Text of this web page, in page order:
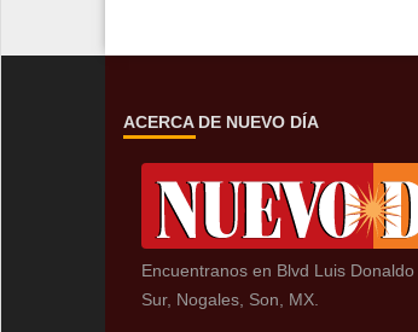
ACERCA DE NUEVO DÍA
Encuentranos en Blvd Luis
Sur, Nogales, Son, MX.